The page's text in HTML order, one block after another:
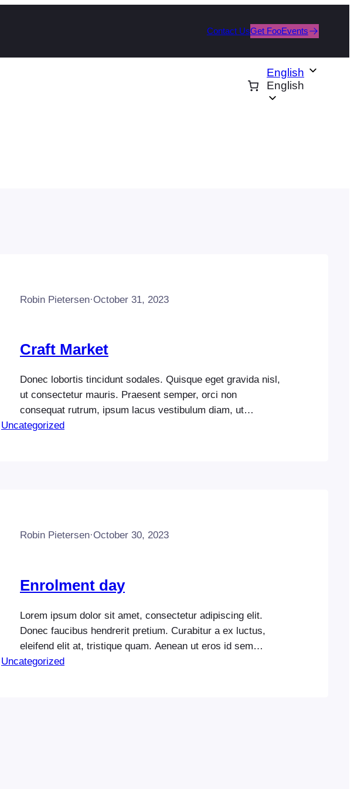
Contact UsGet FooEvents
English
English
Robin Pietersen·October 31, 2023
Craft Market
Donec lobortis tincidunt sodales. Quisque eget gravida nisl,
ut consectetur mauris. Praesent semper, orci non
consequat rutrum, ipsum lacus vestibulum diam, ut
vehicula elit dolor eu nunc. Cras congue erat mi.
Uncategorized
Robin Pietersen·October 30, 2023
Enrolment day
Lorem ipsum dolor sit amet, consectetur adipiscing elit.
Donec faucibus hendrerit pretium. Curabitur a ex luctus,
eleifend elit at, tristique quam. Aenean ut eros id sem
fermentum pretium vel id elit. Suspendisse nec semper
Uncategorized